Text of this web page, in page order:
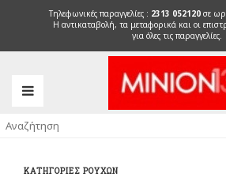
Τηλεφωνικές παραγγελίες : 2313 052120σε
H αντικαταβολή, τα μεταφορικά και οι
για όλες τις παραγγελίες.
ΚΑΤΗΓΟΡΊΕΣ ΡΟΎΧΩΝ